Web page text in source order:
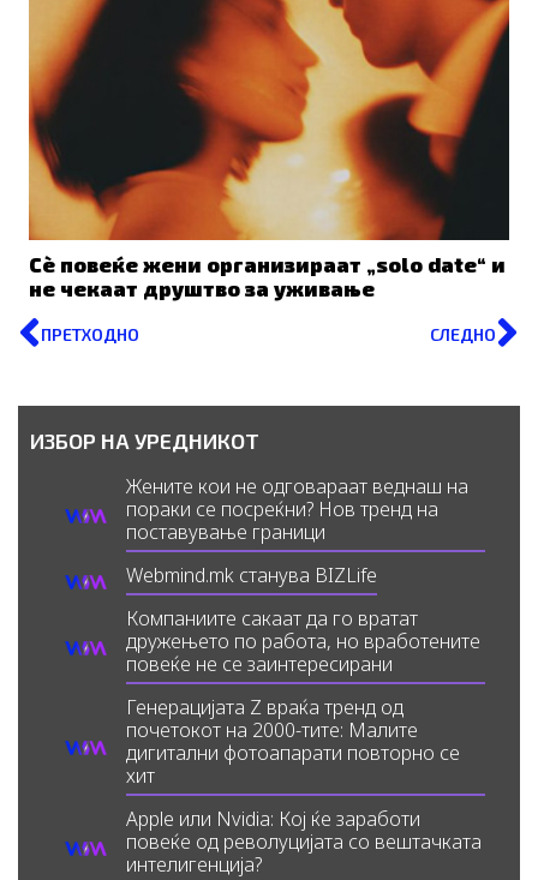
Сè повеќе жени организираат „solo date“ и
не чекаат друштво за уживање
Prev
ПРЕТХОДНО СЛЕДНО
ИЗБОР НА УРЕДНИКОТ
Жените кои не одговараат веднаш на
пораки се посреќни? Нов тренд на
поставување граници
Webmind.mk станува BIZLife
Компаниите сакаат да го вратат
дружењето по работа, но вработените
повеќе не се заинтересирани
Генерацијата Z враќа тренд од
почетокот на 2000-тите: Малите
дигитални фотоапарати повторно се
хит
Apple или Nvidia: Кој ќе заработи
повеќе од револуцијата со вештачката
интелигенција?